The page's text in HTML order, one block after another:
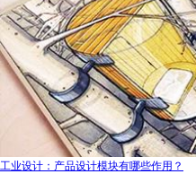
工业设计：产品设计模块有哪些作用？